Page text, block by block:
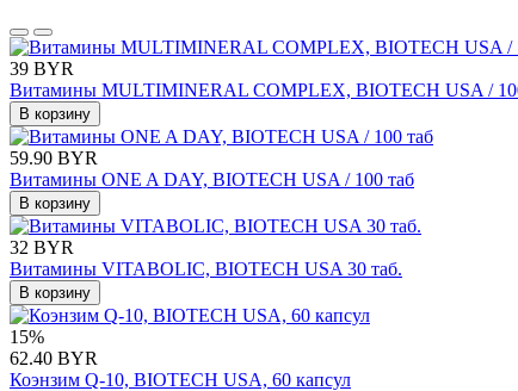
39 BYR
Витамины MULTIMINERAL COMPLEX, BIOTECH USA /
В корзину
59.90 BYR
Витамины ONE A DAY, BIOTECH USA / 100 таб
В корзину
32 BYR
Витамины VITABOLIC, BIOTECH USA 30 таб.
В корзину
15%
62.40 BYR
Коэнзим Q-10, BIOTECH USA, 60 капсул